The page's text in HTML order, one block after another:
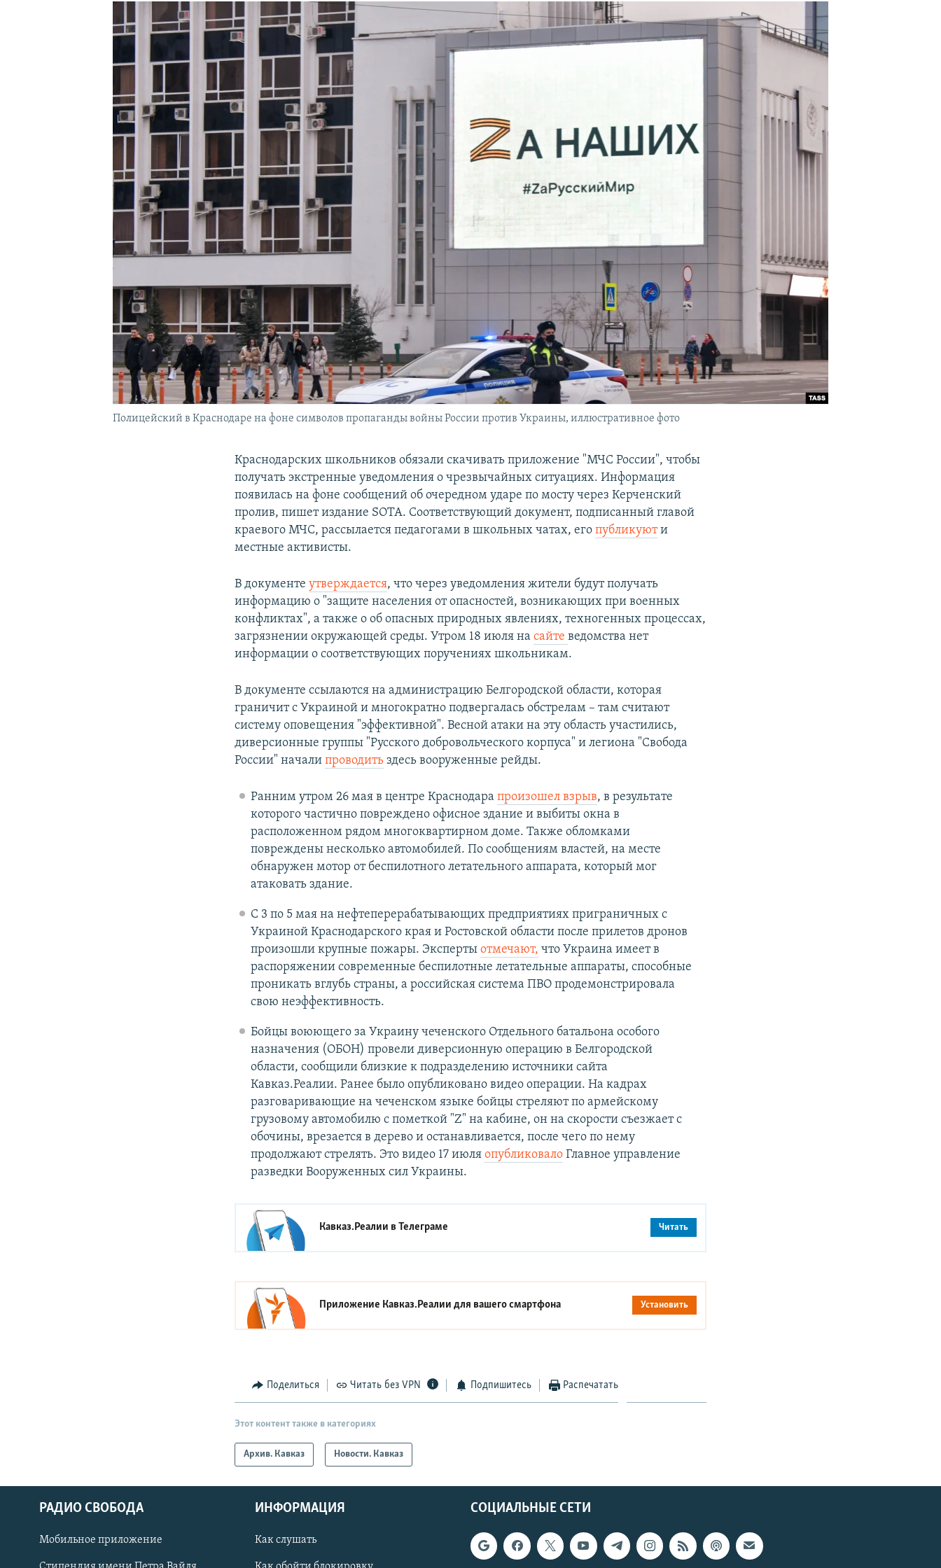
ПОДПИШИТЕСЬ НА РАССЫЛКУ
СОЦИАЛЬНЫЕ СЕТИ
Полицейский в Краснодаре на фоне символов пропаганды войны России против Украины, иллюстративное фото
Краснодарских школьников обязали скачивать приложение "МЧС России", чтобы
получать экстренные уведомления о чрезвычайных ситуациях. Информация
появилась на фоне сообщений об очередном ударе по мосту через Керченский
пролив, пишет издание SOTA. Соответствующий документ, подписанный главой
краевого МЧС, рассылается педагогами в школьных чатах, егопубликуюти
местные активисты.
В документеутверждается, что через уведомления жители будут получать
информацию о "защите населения от опасностей, возникающих при военных
конфликтах", а также о об опасных природных явлениях, техногенных процессах,
загрязнении окружающей среды. Утром 18 июля насайтеведомства нет
информации о соответствующих поручениях школьникам.
В документе ссылаются на администрацию Белгородской области, которая
граничит с Украиной и многократно подвергалась обстрелам – там считают
систему оповещения "эффективной". Весной атаки на эту область участились,
диверсионные группы "Русского добровольческого корпуса" и легиона "Свобода
России" началипроводить здесь вооруженные рейды.
Ранним утром 26 мая в центре Краснодара произошел взрыв, в результате
которого частично повреждено офисное здание и выбиты окна в
расположенном рядом многоквартирном доме. Также обломками
повреждены несколько автомобилей. По сообщениям властей, на месте
обнаружен мотор от беспилотного летательного аппарата, который мог
атаковать здание.
С 3 по 5 мая на нефтеперерабатывающих предприятиях приграничных с
Украиной Краснодарского края и Ростовской области после прилетов дронов
произошли крупные пожары. Эксперты отмечают, что Украина имеет в
распоряжении современные беспилотные летательные аппараты, способные
проникать вглубь страны, а российская система ПВО продемонстрировала
свою неэффективность.
Бойцы воюющего за Украину чеченского Отдельного батальона особого
назначения (ОБОН) провели диверсионную операцию в Белгородской
области, сообщили близкие к подразделению источники сайта
Кавказ.Реалии. Ранее было опубликовано видео операции. На кадрах
разговаривающие на чеченском языке бойцы стреляют по армейскому
грузовому автомобилю с пометкой "Z" на кабине, он на скорости съезжает с
обочины, врезается в дерево и останавливается, после чего по нему
продолжают стрелять. Это видео 17 июля опубликовалоГлавное управление
разведки Вооруженных сил Украины.
Кавказ.Реалии вТелеграме Читать
Приложение Кавказ.Реалии для вашего смартфона Установить
Поделиться Читать без VPN Подпишитесь Распечатать
Этот контент также в категориях
Архив. Кавказ Новости. Кавказ
СОЦИАЛЬНЫЕ СЕТИ
РАДИО СВОБОДА
Мобильное приложение
ИНФОРМАЦИЯ
Как слушать